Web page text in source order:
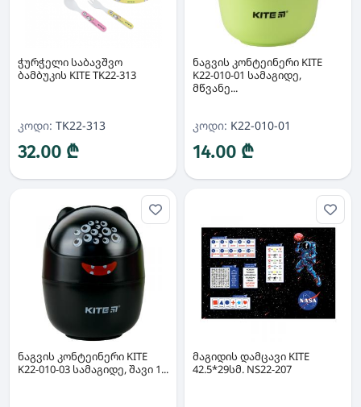
ჭურჭელი საბავშვო
ბამბუკის KITE TK22-313
კოდი: TK22-313
32.00 ₾
ნაგვის კონტეინერი KITE
K22-010-01 სამაგიდე,
მწვანე...
კოდი: K22-010-01
14.00 ₾
ნაგვის კონტეინერი KITE
K22-010-03 სამაგიდე, შავი 1...
მაგიდის დამცავი KITE
42.5*29სმ. NS22-207